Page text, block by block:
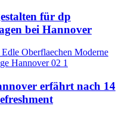
für dp
bei Hannover
erfährt nach 14